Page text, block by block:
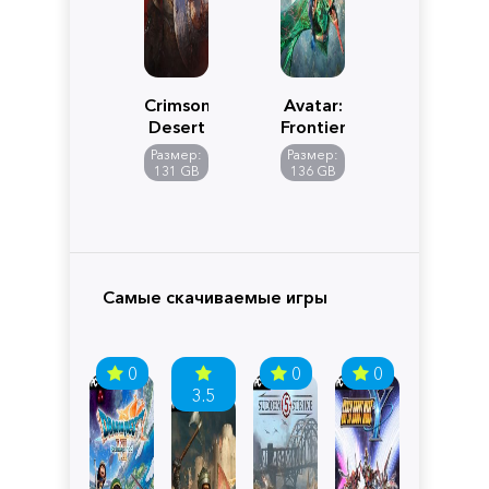
Crimson
Desert
Размер:
131 GB
Avatar:
Frontiers
of
Pandora
Размер:
136 GB
Самые скачиваемые игры
0
3.5
0 0